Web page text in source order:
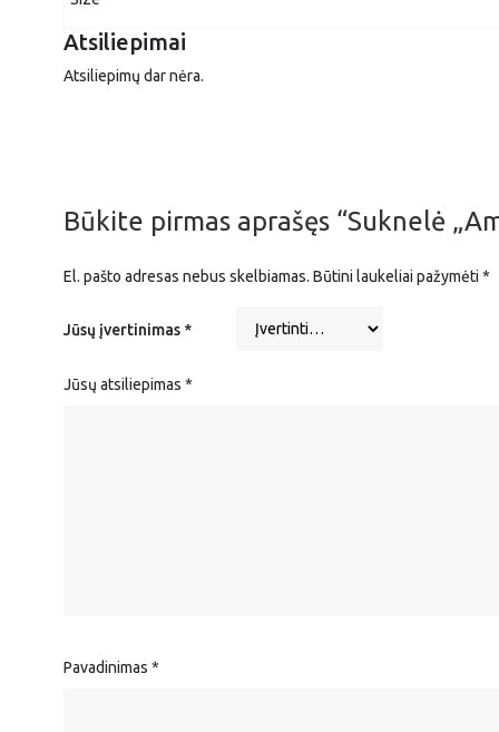
Atsiliepimai
Atsiliepimų dar nėra.
Būkite pirmas aprašęs “Suknelė
El. pašto adresas nebus skelbiamas. Būtini laukeliai pažymėti *
Jūsų įvertinimas *
Jūsų atsiliepimas *
Pavadinimas *